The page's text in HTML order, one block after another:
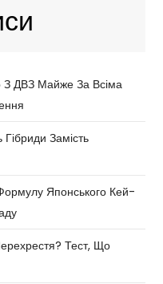
З ДВЗ Майже За Всіма
Замість
Японського Кей-
Тест, Що